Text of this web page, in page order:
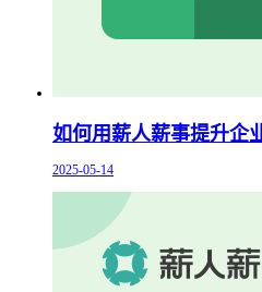
如何用薪人薪事提升企
2025-05-14